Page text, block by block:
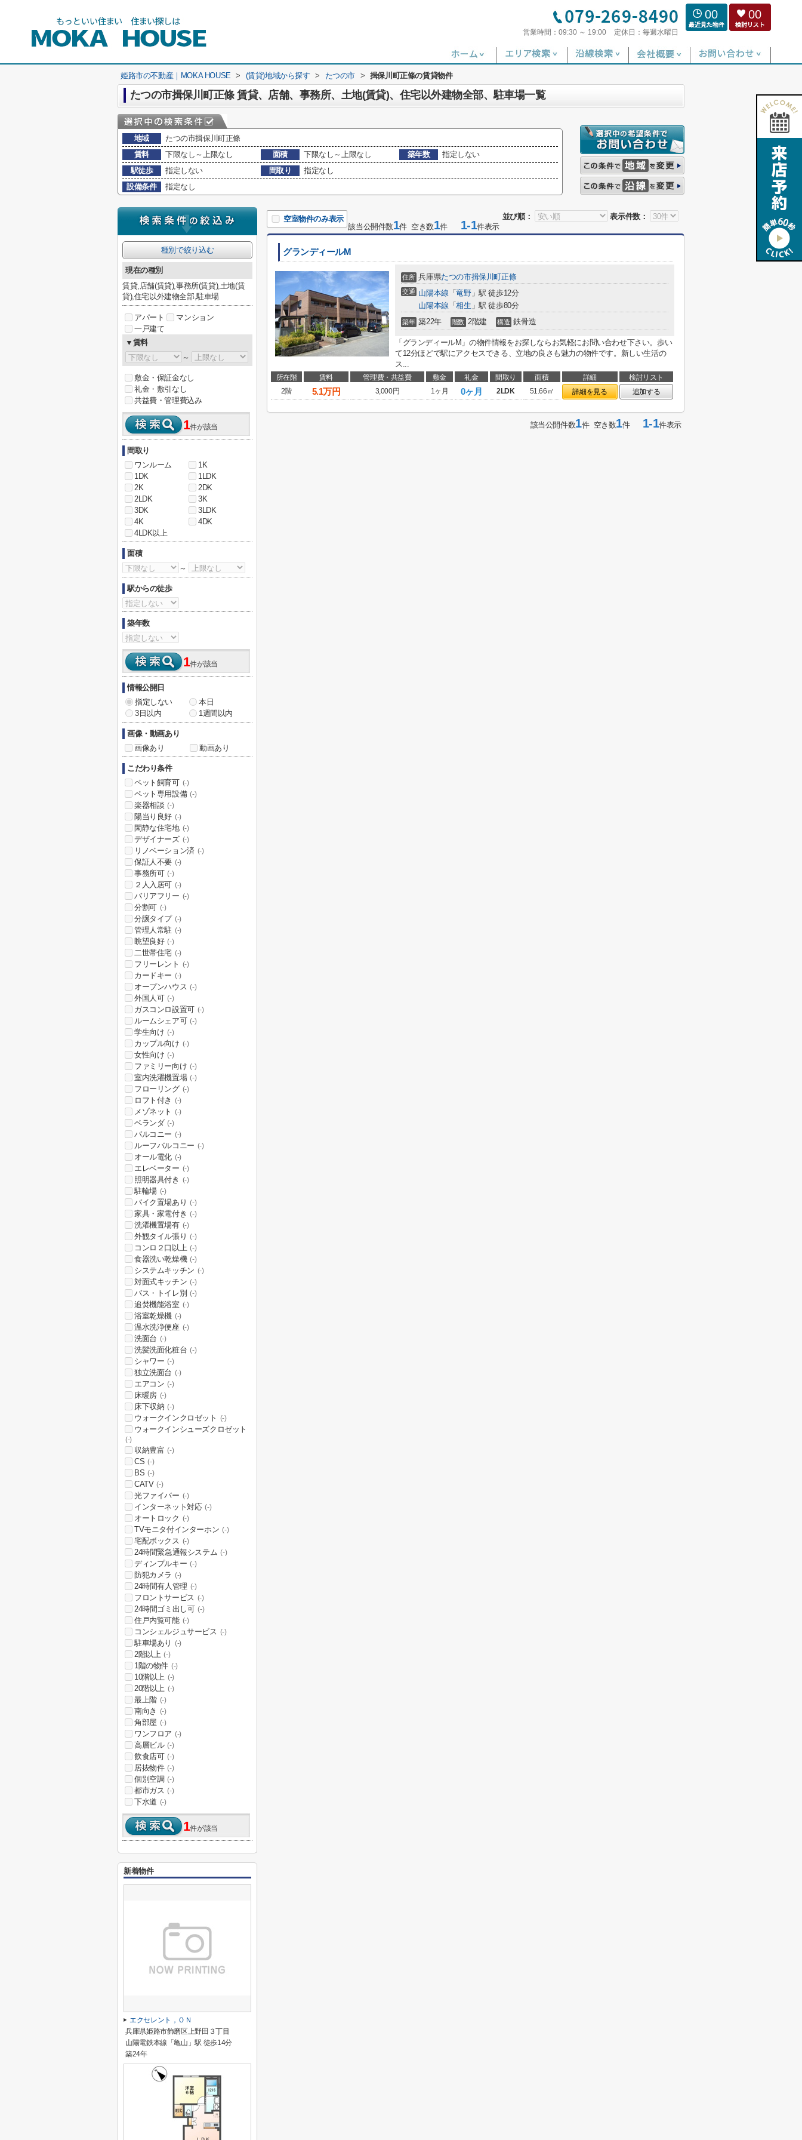
営業時間： 09:30 ～ 19:00 定休日： 毎週水曜日
00 00
姫路市の不動産｜MOKA HOUSE > (賃貸)地域から探す > たつの市 > 揖保川町正條の賃貸物件
たつの市揖保川町正條 賃貸、店舗、事務所、土地(賃貸)、住宅以外建物全部、駐車場一覧
地域
たつの市揖保川町正條
賃料
下限なし～上限なし 面積 下限なし～上限なし 築年数
指定しない
駅徒歩
指定しない 間取り
指定なし
設備条件
指定なし
並び順： 表示件数：
空室物件のみ表示
該当公開件数1件 空き数1件 1-1件表示
グランディールM
住所 兵庫県たつの市揖保川町正條
交通 山陽本線 「竜野」駅 徒歩12分
山陽本線 「相生 」駅 徒歩80分
築年 築22年 階数 2階建 構造 鉄骨造
「グランディールM」の物件情報をお探しならお気軽にお問い合わせ下さい。歩い
て12分ほどで駅にアクセスできる、立地の良さも魅力の物件です。新しい生活の
ス...
所在階 賃料 管理費・共益費 敷金 礼金 間取り 面積 詳細
検討リスト
2階
5.1万円 3,000円 1ヶ月 0ヶ月 2LDK 51.66㎡ 詳細を見る 追加する
該当公開件数1件 空き数1件1-1件表示
種別で絞り込む
現在の種別
賃貸,店舗(賃貸),事務所(賃貸),土地(賃
貸),住宅以外建物全部,駐車場
アパート
マンション
一戸建て
▼賃料
～
敷金・保証金なし
礼金・敷引なし
共益費・管理費込み
1件が該当
間取り
ワンルーム
1K
1DK
1LDK
2K
2DK
2LDK
3K
3DK
3LDK
4K
4DK
4LDK以上
面積
～
駅からの徒歩
築年数
1件が該当
情報公開日
指定しない
本日
3日以内
1週間以内
画像・動画あり
画像あり
動画あり
こだわり条件
ペット飼育可 (-)
ペット専用設備 (-)
楽器相談 (-)
陽当り良好 (-)
閑静な住宅地 (-)
デザイナーズ (-)
リノベーション済 (-)
保証人不要 (-)
事務所可 (-)
２人入居可 (-)
バリアフリー (-)
分割可 (-)
分譲タイプ (-)
管理人常駐 (-)
眺望良好 (-)
二世帯住宅 (-)
フリーレント (-)
カードキー (-)
オープンハウス (-)
外国人可 (-)
ガスコンロ設置可 (-)
ルームシェア可 (-)
学生向け (-)
カップル向け (-)
女性向け (-)
ファミリー向け (-)
室内洗濯機置場 (-)
フローリング (-)
ロフト付き (-)
メゾネット (-)
ベランダ (-)
バルコニー (-)
ルーフバルコニー (-)
オール電化 (-)
エレベーター (-)
照明器具付き (-)
駐輪場 (-)
バイク置場あり (-)
家具・家電付き (-)
洗濯機置場有 (-)
外観タイル張り (-)
コンロ２口以上 (-)
食器洗い乾燥機 (-)
システムキッチン (-)
対面式キッチン (-)
バス・トイレ別 (-)
追焚機能浴室 (-)
浴室乾燥機 (-)
温水洗浄便座 (-)
洗面台 (-)
洗髪洗面化粧台 (-)
シャワー (-)
独立洗面台 (-)
エアコン (-)
床暖房 (-)
床下収納 (-)
ウォークインクロゼット (-)
ウォークインシューズクロゼット
(-)
収納豊富 (-)
CS (-)
BS (-)
CATV (-)
光ファイバー (-)
インターネット対応 (-)
オートロック (-)
TVモニタ付インターホン (-)
宅配ボックス (-)
24時間緊急通報システム (-)
ディンプルキー (-)
防犯カメラ (-)
24時間有人管理 (-)
フロントサービス (-)
24時間ゴミ出し可 (-)
住戸内覧可能 (-)
コンシェルジュサービス (-)
駐車場あり (-)
2階以上 (-)
1階の物件 (-)
10階以上 (-)
20階以上 (-)
最上階 (-)
南向き (-)
角部屋 (-)
ワンフロア (-)
高層ビル (-)
飲食店可 (-)
居抜物件 (-)
個別空調 (-)
都市ガス (-)
下水道 (-)
1件が該当
新着物件
エクセレント，ＯＮ
兵庫県姫路市飾磨区上野田３丁目
山陽電鉄本線「亀山」駅 徒歩14分
築24年